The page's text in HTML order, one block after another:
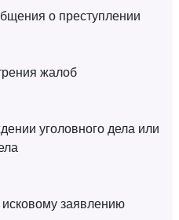
о преступлении
жалоб
уголовного дела или
заявлению